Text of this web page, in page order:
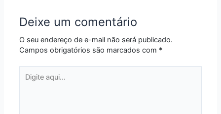
Deixe um comentário
O seu endereço de e-mail não será publicado.
Campos obrigatórios são marcados com *
aqui...